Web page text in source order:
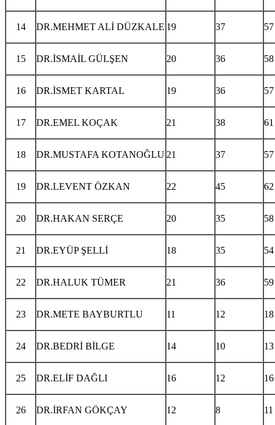
14 DR.MEHMET ALİ DÜZKALE 19 37 57
15 DR.İSMAİL GÜLŞEN 20 36 58
16 DR.İSMET KARTAL 19 36 57
17 DR.EMEL KOÇAK 21 38 61
18 DR.MUSTAFA KOTANOĞLU 21 37 57
19 DR.LEVENT ÖZKAN 22 45 62
20 DR.HAKAN SERÇE 20 35 58
21 DR.EYÜP ŞELLİ 18 35 54
22 DR.HALUK TÜMER 21 36 59
23 DR.METE BAYBURTLU 11 12 18
24 DR.BEDRİ BİLGE 14 10 13
25 DR.ELİF DAĞLI 16 12 16
26 DR.İRFAN GÖKÇAY 12 8 11